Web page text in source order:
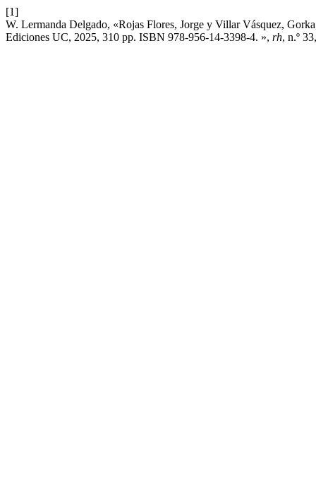
[1]
W. Lermanda Delgado, «Rojas Flores, Jorge y Villar Vásquez,
Ediciones UC, 2025, 310 pp. ISBN 978-956-14-3398-4. », rh, n.º